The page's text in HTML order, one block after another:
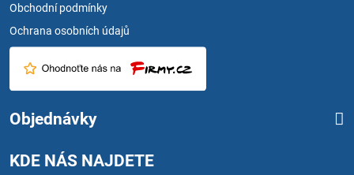
Obchodní podmínky
Ochrana osobních údajů
Objednávky
KDE NÁS NAJDETE